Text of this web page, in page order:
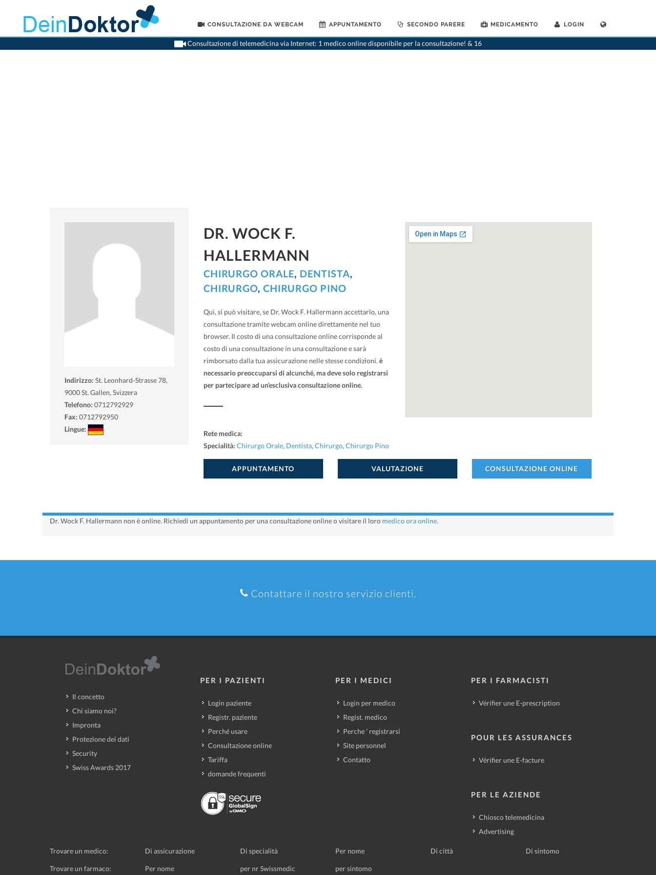
CONSULTAZIONE DA WEBCAM APPUNTAMENTO SECONDO PARERE MEDICAMENTO LOGIN
Consultazione di telemedicina via Internet: 1 medico online disponibile per la consultazione! & 16
>Chirurgo orale>St. Gallen>Dr. Wock F. Hallermann>Consultazione con Dr. Wock-F. Hallermann
Indirizzo: St. Leonhard-Strasse 78,
9000St. Gallen, Svizzera
Telefono: 0712792929
Fax: 0712792950
Lingue:
DR. WOCK F.
HALLERMANN
CHIRURGO ORALE, DENTISTA,
CHIRURGO, CHIRURGO PINO
Qui, si può visitare, se Dr. Wock F. Hallermann accettarlo, una
consultazione tramite webcam online direttamente nel tuo
browser. Il costo di una consultazione online corrisponde al
costo di una consultazione in una consultazione e sarà
rimborsato dalla tua assicurazione nelle stesse condizioni. è
necessario preoccuparsi di alcunché, ma deve solo registrarsi
per partecipare ad un’esclusiva consultazione online.
Rete medica:
Specialità: Chirurgo Orale, Dentista, Chirurgo, Chirurgo Pino
APPUNTAMENTO VALUTAZIONE CONSULTAZIONE ONLINE
Dr. Wock F. Hallermann non è online. Richiedi un appuntamento per una consultazione online o visitare il loro medico ora online.
Contattare il nostro servizio clienti.
Il concetto
Chi siamo noi?
Impronta
Protezione dei dati
Security
Swiss Awards 2017
PER I PAZIENTI
Login paziente
Registr. paziente
Perché usare
Consultazione online
Tariffa
domande frequenti
PER I MEDICI
Login per medico
Regist. medico
Perche ’ registrarsi
Site personnel
Contatto
PER I FARMACISTI
Vérifier une E-prescription
POUR LES ASSURANCES
Vérifier une E-facture
PER LE AZIENDE
Chiosco telemedicina
Advertising
Trovare un medico: Di assicurazione Di specialità Per nome Di città Di sintomo
Trovare un farmaco: Per nome per nr Swissmedic per sintomo